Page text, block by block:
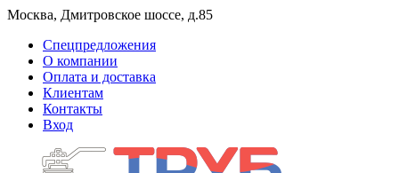
Москва, Дмитровское шоссе, д.85
Спецпредложения
О компании
Оплата и доставка
Клиентам
Контакты
Вход